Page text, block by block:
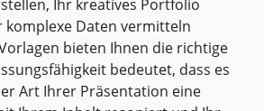
Winter
gestalteten Folien steht
Minimalist Winter Template zur
Essenz der Ruhe und Eleganz
Ihr kreatives Portfolio
Daten vermitteln
bieten Ihnen die richtige
bedeutet, dass es
Art Ihrer Präsentation eine